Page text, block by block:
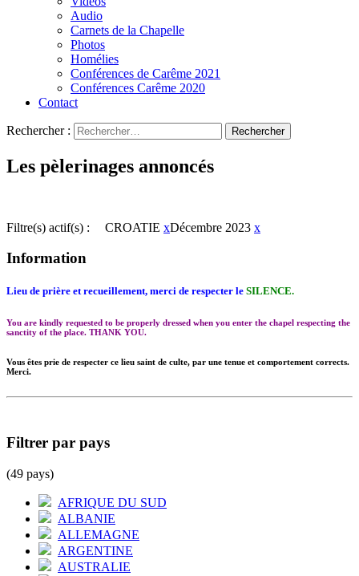
Audio
Carnets de la Chapelle
Photos
Homélies
Conférences de Carême 2021
Conférences Carême 2020
Contact
Rechercher :
Les pèlerinages annoncés
Filtre(s) actif(s) : CROATIE xDécembre 2023 x
Information
Lieu de prière et recueillement, merci de respecter le SILENCE.
You are kindly requested to be properly dressed when you enter the chapel respecting the
sanctity of the place. THANK YOU.
Vous êtes prie de respecter ce lieu saint de culte, par une tenue et comportement corrects.
Merci.
Filtrer par pays
(49 pays)
AFRIQUE DU SUD
ALBANIE
ALLEMAGNE
ARGENTINE
AUSTRALIE